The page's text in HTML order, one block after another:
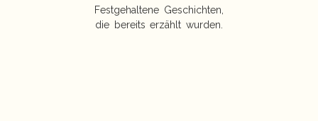
Festgehaltene Geschichten,
die bereits erzählt wurden.